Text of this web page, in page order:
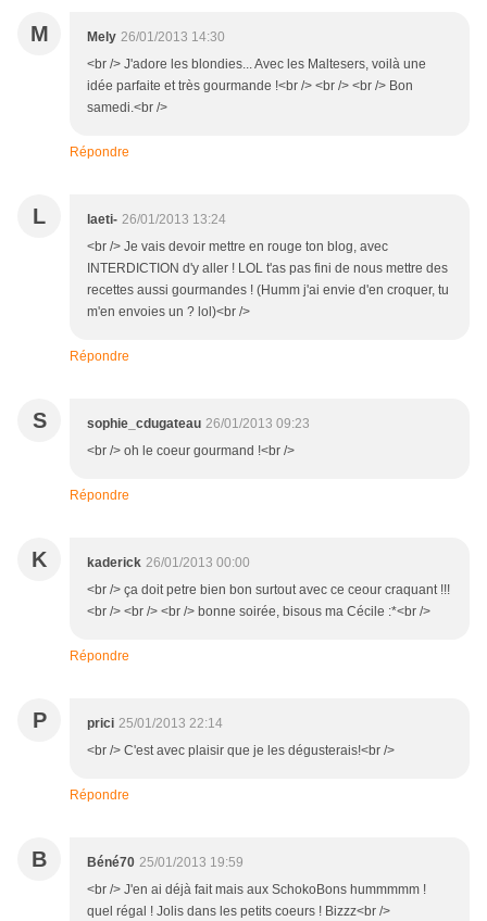
M Mely 26/01/2013 14:30
<br /> J'adore les blondies... Avec les Maltesers, voilà une
idée parfaite et très gourmande !<br /> <br /> <br /> Bon
samedi.<br />
Répondre
L laeti- 26/01/2013 13:24
<br /> Je vais devoir mettre en rouge ton blog, avec
INTERDICTION d'y aller ! LOL t'as pas fini de nous mettre des
recettes aussi gourmandes ! (Humm j'ai envie d'en croquer, tu
m'en envoies un ? lol)<br />
Répondre
S sophie_cdugateau 26/01/2013 09:23
<br /> oh le coeur gourmand !<br />
Répondre
K kaderick 26/01/2013 00:00
<br /> ça doit petre bien bon surtout avec ce ceour craquant !!!
<br /> <br /> <br /> bonne soirée, bisous ma Cécile :*<br />
Répondre
P prici 25/01/2013 22:14
<br /> C'est avec plaisir que je les dégusterais!<br />
Répondre
B Béné70 25/01/2013 19:59
<br /> J'en ai déjà fait mais aux SchokoBons hummmmm !
quel régal ! Jolis dans les petits coeurs ! Bizzz<br />